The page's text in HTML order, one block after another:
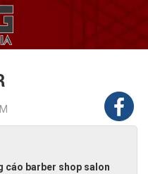
cáo barber shop salon